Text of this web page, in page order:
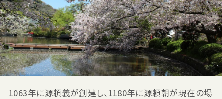
1063年に源頼義が創建し、1180年に源頼朝が現在の場